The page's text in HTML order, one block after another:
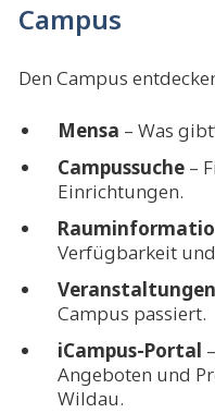
Campus
Den Campus
Mensa – Was
Campussuche –
Einrichtungen.
Verfügbarkeit
Veranstaltungen
Campus passiert.
iCampus-Portal
Angeboten und
Wildau.